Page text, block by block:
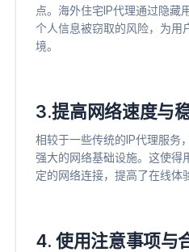
点。海外住宅IP代理通过隐藏
个人信息被窃取的风险，为用
境。
3.提高网络速度与
相较于一些传统的IP代理服务
强大的网络基础设施。这使得
定的网络连接，提高了在线体
4. 使用注意事项与